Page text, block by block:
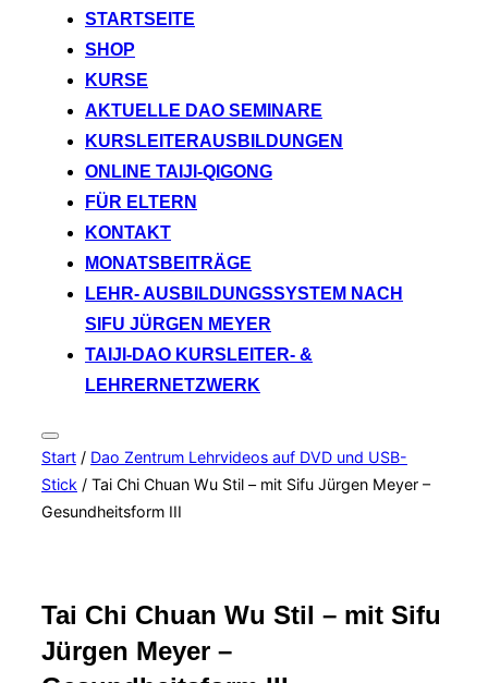
springen
STARTSEITE
SHOP
KURSE
AKTUELLE DAO SEMINARE
KURSLEITERAUSBILDUNGEN
ONLINE TAIJI-QIGONG
FÜR ELTERN
KONTAKT
MONATSBEITRÄGE
LEHR- AUSBILDUNGSSYSTEM NACH
SIFU JÜRGEN MEYER
TAIJI-DAO KURSLEITER- &
LEHRERNETZWERK
Seitenleiste
&
Navigation
umschalten
Start / Dao Zentrum Lehrvideos auf DVD und USB-
Stick / Tai Chi Chuan Wu Stil – mit Sifu Jürgen Meyer –
Gesundheitsform III
Tai Chi Chuan Wu Stil – mit Sifu
Jürgen Meyer –